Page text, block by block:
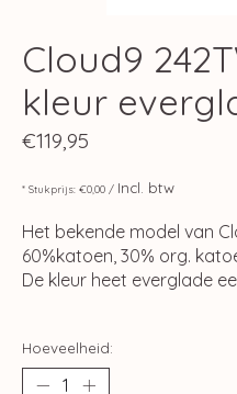
Cloud9
kleur
€119,95
* Stukprijs: €0,00 / Incl. btw
Het bekende model van
60%katoen, 30% org.
De kleur heet everglade
Hoeveelheid: